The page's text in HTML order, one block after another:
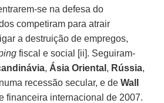
se na defesa do
competiram para atrair
a destruição de empregos,
fiscal e social [ii]. Seguiram-
, Ásia Oriental , Rússia,
recessão secular, e deWall
financeira internacional de 2007.